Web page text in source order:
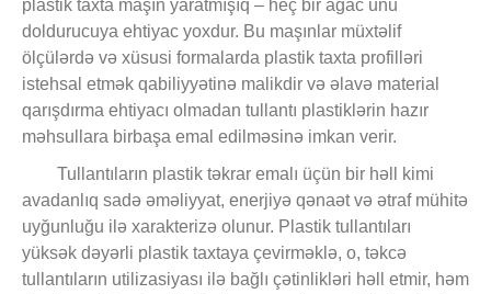
plastik taxta maşın yaratmışıq – heç bir ağac unu
doldurucuya ehtiyac yoxdur. Bu maşınlar müxtəlif
ölçülərdə və xüsusi formalarda plastik taxta profilləri
istehsal etmək qabiliyyətinə malikdir və əlavə material
qarışdırma ehtiyacı olmadan tullantı plastiklərin hazır
məhsullara birbaşa emal edilməsinə imkan verir.
Tullantıların plastik təkrar emalı üçün bir həll kimi
avadanlıq sadə əməliyyat, enerjiyə qənaət və ətraf mühitə
uyğunluğu ilə xarakterizə olunur. Plastik tullantıları
yüksək dəyərli plastik taxtaya çevirməklə, o, təkcə
tullantıların utilizasiyası ilə bağlı çətinlikləri həll etmir, həm